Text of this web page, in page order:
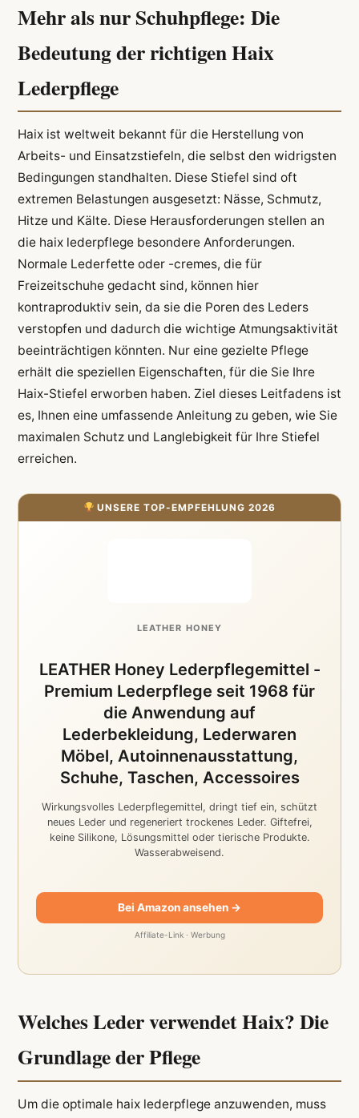
Mehr als nur Schuhpflege: Die
Bedeutung der richtigen Haix
Lederpflege
Haix ist weltweit bekannt für die Herstellung von
Arbeits- und Einsatzstiefeln, die selbst den widrigsten
Bedingungen standhalten. Diese Stiefel sind oft
extremen Belastungen ausgesetzt: Nässe, Schmutz,
Hitze und Kälte. Diese Herausforderungen stellen an
die haix lederpflege besondere Anforderungen.
Normale Lederfette oder -cremes, die für
Freizeitschuhe gedacht sind, können hier
kontraproduktiv sein, da sie die Poren des Leders
verstopfen und dadurch die wichtige Atmungsaktivität
beeinträchtigen könnten. Nur eine gezielte Pflege
erhält die speziellen Eigenschaften, für die Sie Ihre
Haix-Stiefel erworben haben. Ziel dieses Leitfadens ist
es, Ihnen eine umfassende Anleitung zu geben, wie Sie
maximalen Schutz und Langlebigkeit für Ihre Stiefel
erreichen.
UNSERE TOP-EMPFEHLUNG 2026
LEATHER HONEY
LEATHER Honey Lederpflegemittel -
Premium Lederpflege seit 1968 für
die Anwendung auf
Lederbekleidung, Lederwaren
Möbel, Autoinnenausstattung,
Schuhe, Taschen, Accessoires
Wirkungsvolles Lederpflegemittel, dringt tief ein, schützt
neues Leder und regeneriert trockenes Leder. Giftefrei,
keine Silikone, Lösungsmittel oder tierische Produkte.
Wasserabweisend.
Bei Amazon ansehen →
Affiliate-Link · Werbung
Welches Leder verwendet Haix? Die
Grundlage der Pflege
Um die optimale haix lederpflege anzuwenden, muss